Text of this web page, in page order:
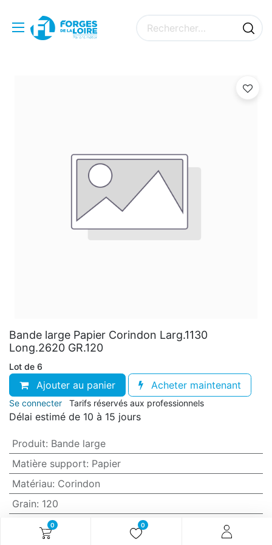
0 0
Bande large Papier Corindon Larg.1130
Long.2620 GR.120
Lot de 6
Ajouter au panier Acheter maintenant
Se connecter Tarifs réservés aux professionnels
Délai estimé de 10 à 15 jours
Produit: Bande large
Matière support: Papier
Matériau: Corindon
Grain: 120
Anti-encrassement
Non (standard)